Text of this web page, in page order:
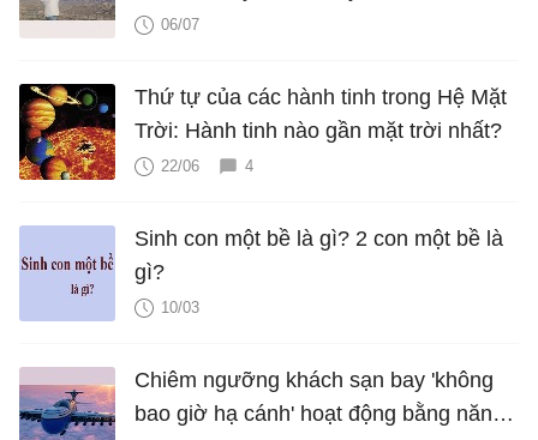
06/07
Thứ tự của các hành tinh trong Hệ Mặt
Trời: Hành tinh nào gần mặt trời nhất?
22/06 4
Sinh con một bề là gì? 2 con một bề là
gì?
10/03
Chiêm ngưỡng khách sạn bay 'không
bao giờ hạ cánh' hoạt động bằng năng